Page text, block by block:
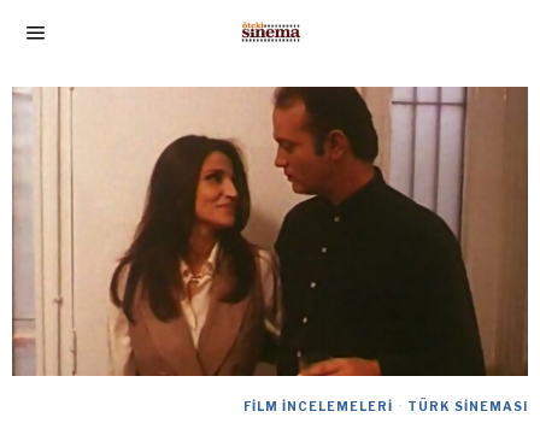
FILM İNCELEMELERI · TÜRK SINEMASI